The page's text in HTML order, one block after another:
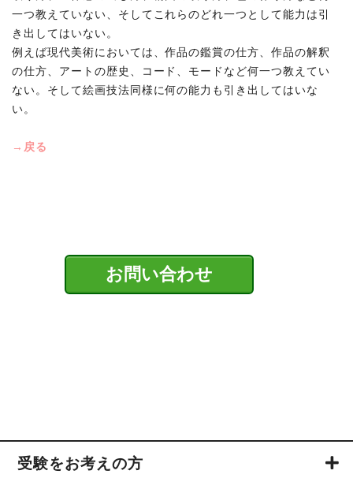
一つ教えていない、そしてこれらのどれ一つとして能力は引
き出してはいない。
例えば現代美術においては、作品の鑑賞の仕方、作品の解釈
の仕方、アートの歴史、コード、モードなど何一つ教えてい
ない。そして絵画技法同様に何の能力も引き出してはいな
い。
→戻る
お問い合わせ
受験をお考えの方